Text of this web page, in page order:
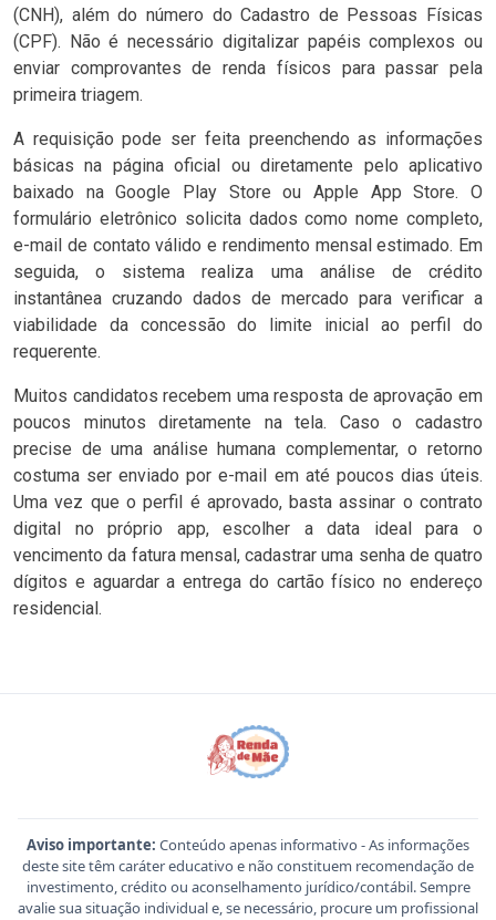
(CNH), além do número do Cadastro de Pessoas Físicas
(CPF). Não é necessário digitalizar papéis complexos ou
enviar comprovantes de renda físicos para passar pela
primeira triagem.
A requisição pode ser feita preenchendo as informações
básicas na página oficial ou diretamente pelo aplicativo
baixado na Google Play Store ou Apple App Store. O
formulário eletrônico solicita dados como nome completo,
e-mail de contato válido e rendimento mensal estimado. Em
seguida, o sistema realiza uma análise de crédito
instantânea cruzando dados de mercado para verificar a
viabilidade da concessão do limite inicial ao perfil do
requerente.
Muitos candidatos recebem uma resposta de aprovação em
poucos minutos diretamente na tela. Caso o cadastro
precise de uma análise humana complementar, o retorno
costuma ser enviado por e-mail em até poucos dias úteis.
Uma vez que o perfil é aprovado, basta assinar o contrato
digital no próprio app, escolher a data ideal para o
vencimento da fatura mensal, cadastrar uma senha de quatro
dígitos e aguardar a entrega do cartão físico no endereço
residencial.
Aviso importante: Conteúdo apenas informativo - As informações
deste site têm caráter educativo e não constituem recomendação de
investimento, crédito ou aconselhamento jurídico/contábil. Sempre
avalie sua situação individual e, se necessário, procure um profissional